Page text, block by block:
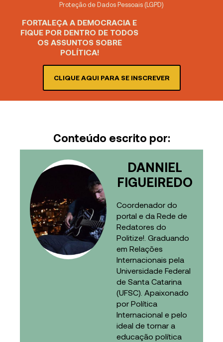
Proteção de Dados Pessoais (LGPD)
FORTALEÇA A DEMOCRACIA E
FIQUE POR DENTRO DE TODOS
OS ASSUNTOS SOBRE
POLÍTICA!
CLIQUE AQUI PARA SE INSCREVER
Conteúdo escrito por:
DANNIEL
FIGUEIREDO
Coordenador do
portal e da Rede de
Redatores do
Politize!. Graduando
em Relações
Internacionais pela
Universidade Federal
de Santa Catarina
(UFSC). Apaixonado
por Política
Internacional e pelo
ideal de tornar a
educação política